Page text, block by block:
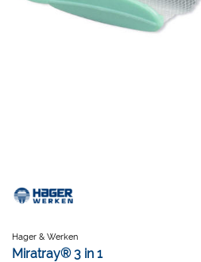
Hager & Werken
Miratray® 3 in 1